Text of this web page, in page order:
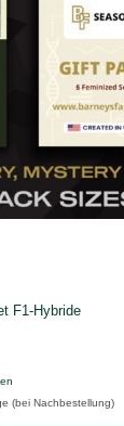
F1-Hybride
(bei Nachbestellung)